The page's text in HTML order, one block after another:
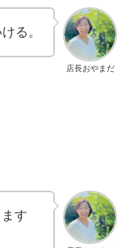
店長おやまだ
る。
す